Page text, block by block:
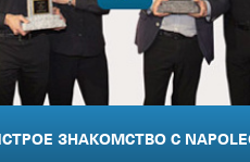
ЗНАКОМСТВО С